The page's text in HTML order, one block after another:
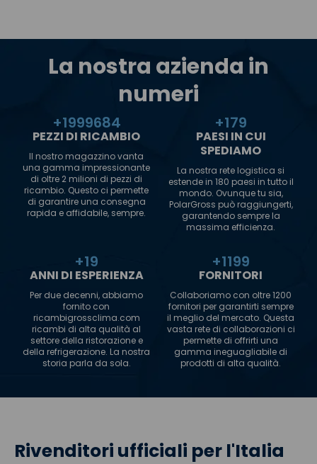
La nostra azienda in
numeri
+2000000
PEZZI DI RICAMBIO
Il nostro magazzino vanta
una gamma impressionante
di oltre 2 milioni di pezzi di
ricambio. Questo ci permette
di garantire una consegna
rapida e affidabile, sempre.
+180
PAESI IN CUI
SPEDIAMO
La nostra rete logistica si
estende in 180 paesi in tutto il
mondo. Ovunque tu sia,
PolarGross può raggiungerti,
garantendo sempre la
massima efficienza.
+20
ANNI DI ESPERIENZA
Per due decenni, abbiamo
fornito con
ricambigrossclima.com
ricambi di alta qualità al
settore della ristorazione e
della refrigerazione. La nostra
storia parla da sola.
+1200
FORNITORI
Collaboriamo con oltre 1200
fornitori per garantirti sempre
il meglio del mercato. Questa
vasta rete di collaborazioni ci
permette di offrirti una
gamma ineguagliabile di
prodotti di alta qualità.
Rivenditori ufficiali per l'Italia